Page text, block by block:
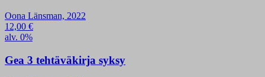
Oona Länsman, 2022
12,00 €
alv. 0%
Gea 3 tehtäväkirja syksy